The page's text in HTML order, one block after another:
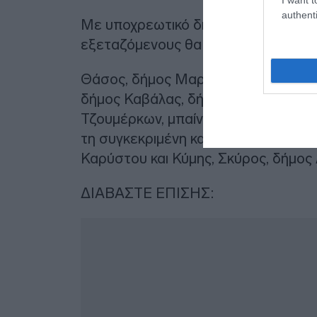
Με υποχρεωτικό διπλό self test για
εξεταζόμενους θα ανοίξουν οι
Θάσος, δήμος Μαρώνειας Σαπών,
δήμος Καβάλας, δήμος Βόλου,
Τζουμέρκων, μπαίνουν σε «βαθύ»
τη συγκεκριμένη κατηγορία από
Καρύστου και Κύμης, Σκύρος,
ΔΙΑΒΑΣΤΕ ΕΠΙΣΗΣ: